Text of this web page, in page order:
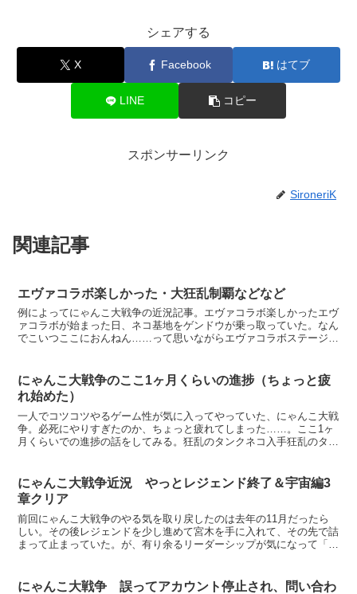
シェアする
X Facebook はてブ
LINE コピー
スポンサーリンク
SironeriK
関連記事
エヴァコラボ楽しかった・大狂乱制覇などなど
例によってにゃんこ大戦争の近況記事。エヴァコラボ楽しかったエヴ
ァコラボが始まった日、ネコ基地をゲンドウが乗っ取っていた。なん
でこいつここにおんねん……って思いながらエヴァコラボステージに
にゃんこ大戦争のここ1ヶ月くらいの進捗（ちょっと疲
れ始めた）
一人でコツコツやるゲーム性が気に入ってやっていた、にゃんこ大戦
争。必死にやりすぎたのか、ちょっと疲れてしまった……。ここ1ヶ
月くらいでの進捗の話をしてみる。狂乱のタンクネコ入手狂乱のタン
にゃんこ大戦争近況 やっとレジェンド終了＆宇宙編3
章クリア
前回にゃんこ大戦争のやる気を取り戻したのは去年の11月だったら
しい。その後レジェンドを少し進めて宮木を手に入れて、その先で詰
まって止まっていた。が、有り余るリーダーシップが気になって「使
にゃんこ大戦争 誤ってアカウント停止され、問い合わ